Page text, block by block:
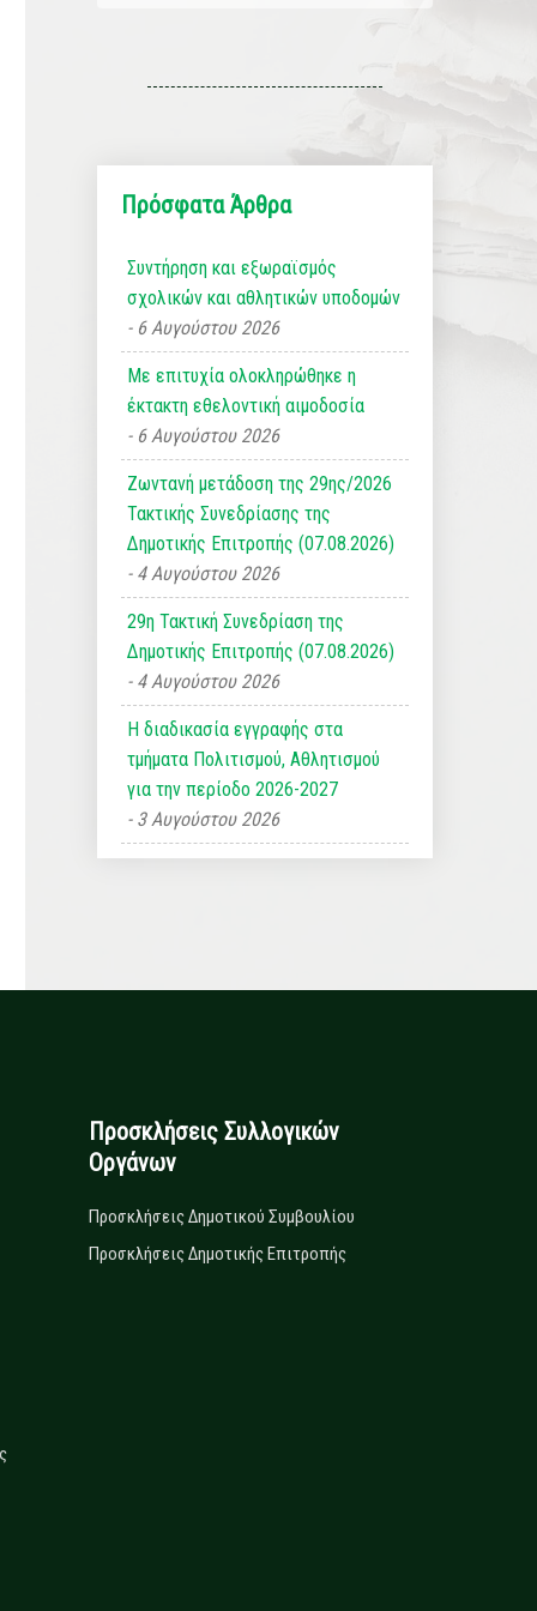
Πρόσφατα Άρθρα
Συντήρηση και εξωραϊσμός
σχολικών και αθλητικών υποδομών
6 Αυγούστου 2026
Με επιτυχία ολοκληρώθηκε η
έκτακτη εθελοντική αιμοδοσία
6 Αυγούστου 2026
Ζωντανή μετάδοση της 29ης/2026
Τακτικής Συνεδρίασης της
Δημοτικής Επιτροπής (07.08.2026)
4 Αυγούστου 2026
29η Τακτική Συνεδρίαση της
Δημοτικής Επιτροπής (07.08.2026)
4 Αυγούστου 2026
Η διαδικασία εγγραφής στα
τμήματα Πολιτισμού, Αθλητισμού
για την περίοδο 2026-2027
3 Αυγούστου 2026
Προσκλήσεις Συλλογικών
Οργάνων
Προσκλήσεις Δημοτικού Συμβουλίου
Προσκλήσεις Δημοτικής Επιτροπής